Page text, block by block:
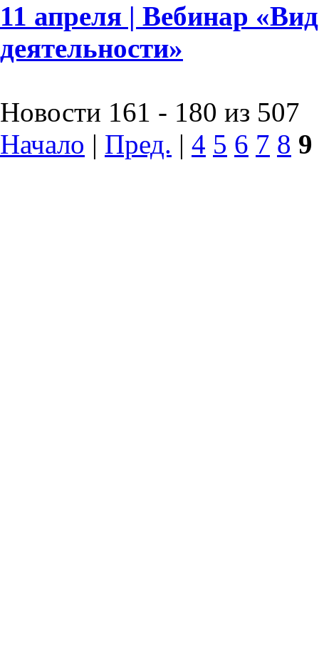
11 апреля | Вебинар
деятельности»
Новости 161 - 180 из 507
Начало | Пред. | 4 5 6 7 8 9